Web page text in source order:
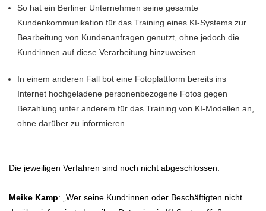
So hat ein Berliner Unternehmen seine gesamte
Kundenkommunikation für das Training eines KI-Systems zur
Bearbeitung von Kundenanfragen genutzt, ohne jedoch die
Kund:innen auf diese Verarbeitung hinzuweisen.
In einem anderen Fall bot eine Fotoplattform bereits ins
Internet hochgeladene personenbezogene Fotos gegen
Bezahlung unter anderem für das Training von KI-Modellen an,
ohne darüber zu informieren.
Die jeweiligen Verfahren sind noch nicht abgeschlossen.
Meike Kamp: „Wer seine Kund:innen oder Beschäftigten nicht